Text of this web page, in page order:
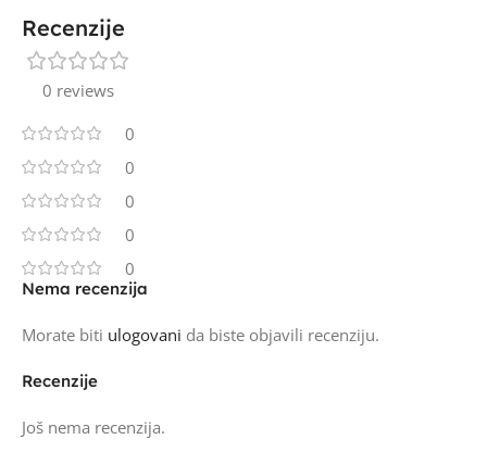
Recenzije
0 reviews
0
0
0
0
0
Recenzije
Još nema recenzija.
Nema recenzija
Morate biti ulogovani da biste objavili recenziju.